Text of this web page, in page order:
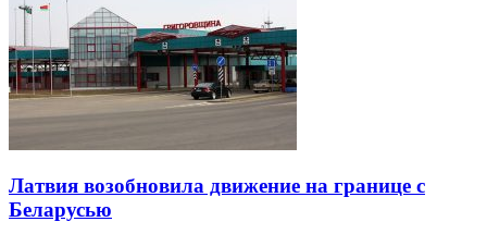
Латвия возобновила движение на границе с
Беларусью